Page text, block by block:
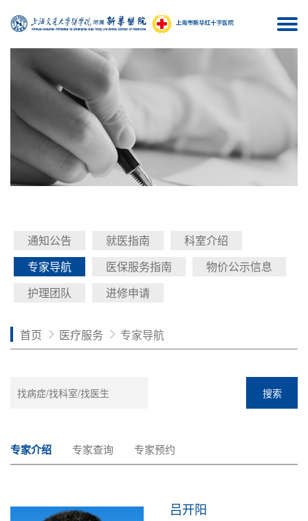
通知公告 就医指南
科室介绍
专家导航
医保服务指南
物价公示信息
护理团队
进修申请
首页 医疗服务 专家导航
搜索
专家介绍 专家查询 专家预约
吕开阳